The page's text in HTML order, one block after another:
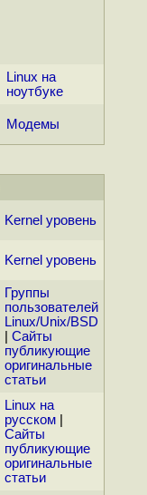
Linux на
ноутбуке
Модемы
Kernel уровень
Kernel уровень
Группы
пользователей
Linux/Unix/BSD
Сайты
публикующие
оригинальные
статьи
Linux на
русском|
Сайты
публикующие
оригинальные
статьи